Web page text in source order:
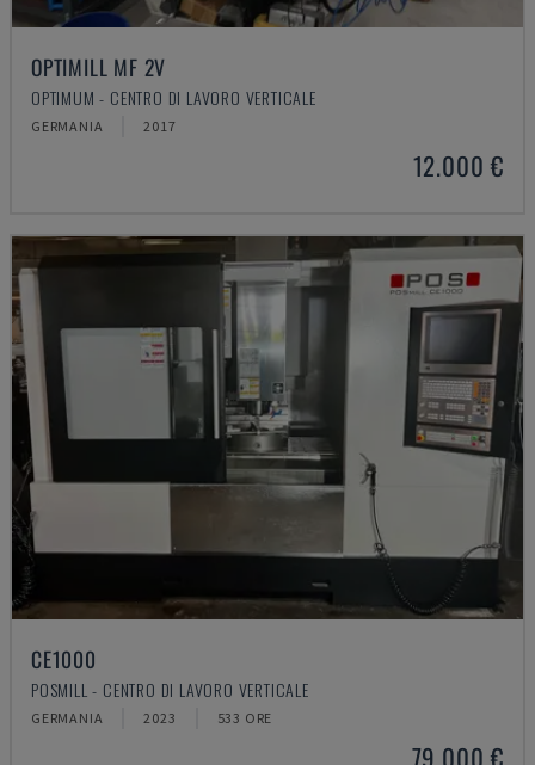
OPTIMILL MF 2V
OPTIMUM - CENTRO DI LAVORO VERTICALE
GERMANIA 2017
12.000 €
CE1000
POSMILL - CENTRO DI LAVORO VERTICALE
GERMANIA 2023 533 ORE
79.000 €